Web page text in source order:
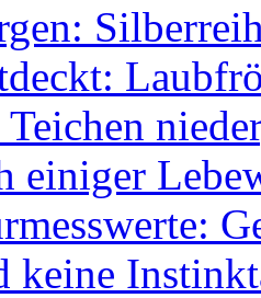
einiger
keine